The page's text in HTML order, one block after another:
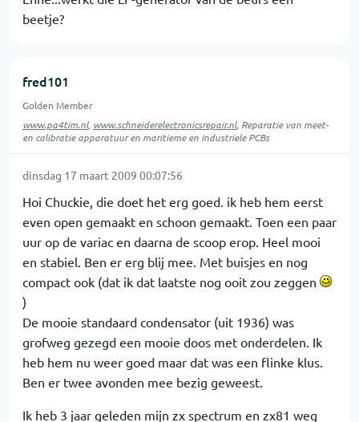
beetje?
fred101
Golden Member
www.pa4tim.nl, www.schneiderelectronicsrepair.nl, Reparatie van meet-
en calibratie apparatuur en maritieme en industriele PCBs
dinsdag 17 maart 2009 00:07:56
Hoi Chuckie, die doet het erg goed. ik heb hem eerst
even open gemaakt en schoon gemaakt. Toen een paar
uur op de variac en daarna de scoop erop. Heel mooi
en stabiel. Ben er erg blij mee. Met buisjes en nog
compact ook (dat ik dat laatste nog ooit zou zeggen
)
De mooie standaard condensator (uit 1936) was
grofweg gezegd een mooie doos met onderdelen. Ik
heb hem nu weer goed maar dat was een flinke klus.
Ben er twee avonden mee bezig geweest.
Ik heb 3 jaar geleden mijn zx spectrum en zx81 weg